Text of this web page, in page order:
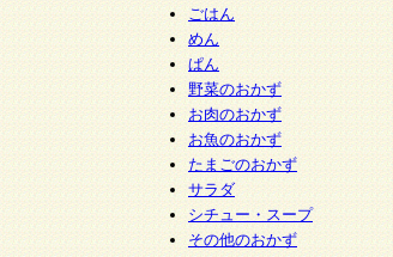
ごはん
めん
ぱん
野菜のおかず
お肉のおかず
お魚のおかず
たまごのおかず
サラダ
シチュー・スープ
その他のおかず